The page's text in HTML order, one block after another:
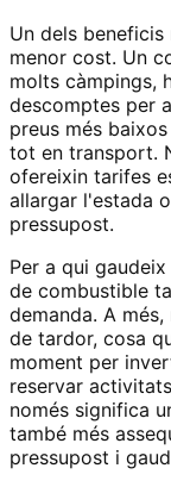
Un dels
menor cost. Un
molts càmpings,
descomptes per
preus més
tot en transport.
ofereixin tarifes
allargar l'estada
pressupost.
Per a qui
de combustible
demanda. A
de tardor, cosa
moment per
reservar
només significa
també més
pressupost i